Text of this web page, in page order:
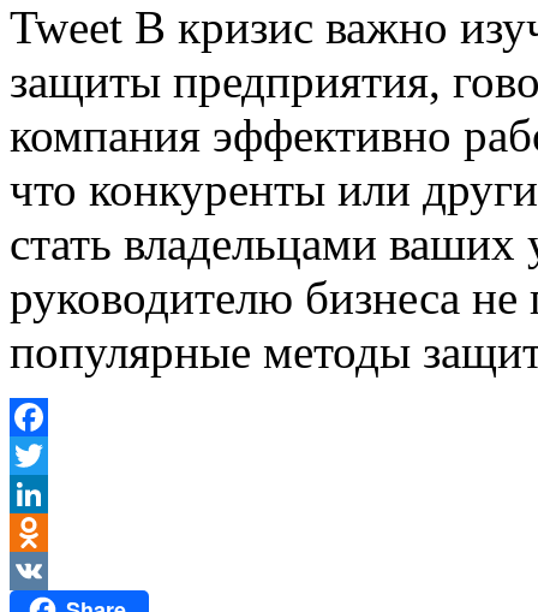
Tweet В кризис важно
защиты предприятия,
компания эффективно
что конкуренты или
стать владельцами
руководителю бизнеса
популярные методы
Facebook
Twitter
LinkedIn
Odnoklassniki